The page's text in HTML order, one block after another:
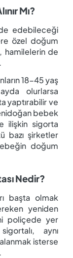
Mı?
edebileceği
özel doğum
hamilelerin de
18-45 yaş
olurlarsa
yaptırabilir ve
bebek
ilişkin sigorta
bazı şirketler
doğum
Nedir?
başta olmak
yeniden
poliçede yer
aynı
isterse